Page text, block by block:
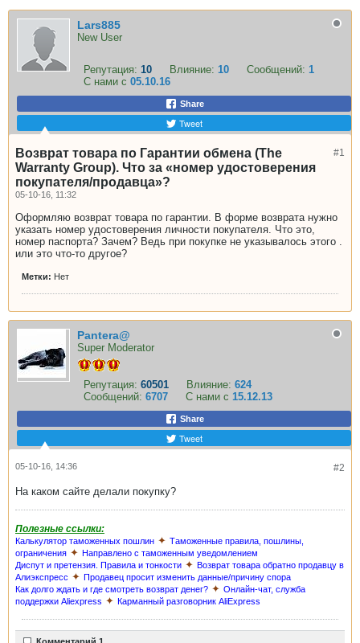
Lars885
New User
Репутация: 10 Влияние: 10 Сообщений: 1
С нами с 05.10.16
Share
Tweet
#1
Возврат товара по Гарантии обмена (The
Warranty Group). Что за «номер удостоверения
покупателя/продавца»?
05-10-16, 11:32
Оформляю возврат товара по гарантии. В форме возврата нужно
указать номер удостоверения личности покупателя. Что это,
номер паспорта? Зачем? Ведь при покупке не указывалось этого .
или это что-то другое?
Метки: Нет
Pantera@
Super Moderator
Репутация: 60501 Влияние: 624
Сообщений: 6707 С нами с 15.12.13
Share
Tweet
#2
05-10-16, 14:36
На каком сайте делали покупку?
Полезные ссылки:
Калькулятор таможенных пошлин ✦ Таможенные правила, пошлины,
ограничения ✦ Направлено с таможенным уведомлением
Диспут и претензия. Правила и тонкости ✦ Возврат товара обратно продавцу в
Алиэкспресс ✦ Продавец просит изменить данные/причину спора
Как долго ждать и где смотреть возврат денег? ✦ Онлайн-чат, служба
поддержки Aliexpress ✦ Карманный разговорник AliExpress